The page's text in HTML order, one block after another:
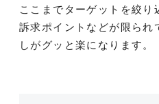
ここまでターゲットを絞
訴求ポイントなどが限られ
しがグッと楽になります。